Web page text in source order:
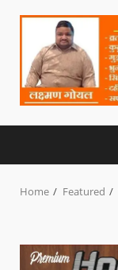
Home Featured